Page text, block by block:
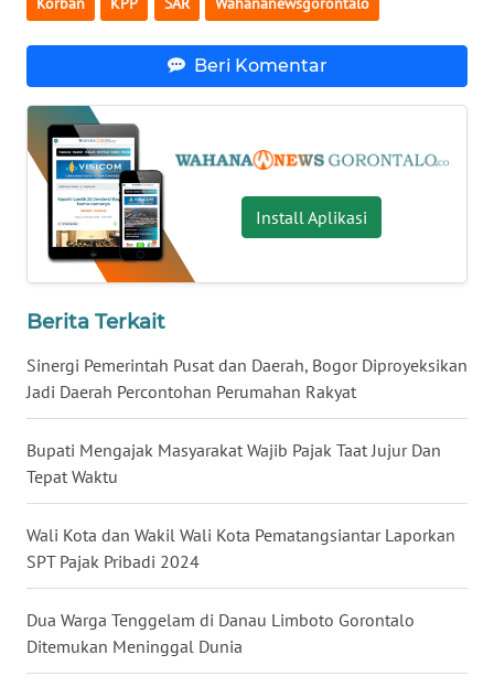
Beri Komentar
Install Aplikasi
Berita Terkait
Sinergi Pemerintah Pusat dan Daerah, Bogor Diproyeksikan
Jadi Daerah Percontohan Perumahan Rakyat
Bupati Mengajak Masyarakat Wajib Pajak Taat Jujur Dan
Tepat Waktu
Wali Kota dan Wakil Wali Kota Pematangsiantar Laporkan
SPT Pajak Pribadi 2024
Dua Warga Tenggelam di Danau Limboto Gorontalo
Ditemukan Meninggal Dunia
WN
WN
JOGJA
WN
JATIM
WN
BALI
WN
KALBAR
WN
KALTENG
WN
KALTARA
WN
KALSEL